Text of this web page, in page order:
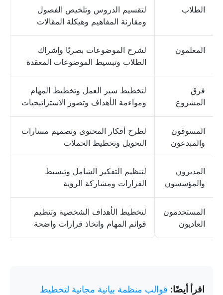
الطلاب
لتقسيم الدروس وتلخيص الفصول
ومقارنة المفاهيم وهيكلة المقالات
المعلمون
لشرح الموضوعات بصريًا وإشراك
الطلاب وتبسيط الموضوعات المعقدة
فرق
المشروع
لتخطيط سير العمل وتخطيط المهام
ومواءمة الأهداف وتصور الاستراتيجيات
المسوقون
والمبدعون
لطرح أفكار المحتوى وتصميم مسارات
التحويل وتخطيط الحملات
المديرون
والمؤسسون
لتنظيم التفكير الشامل وتبسيط
القرارات ومشاركة الرؤية
المستخدمون
العاديون
لتخطيط الأهداف الشخصية وتنظيم
قوائم المهام واتخاذ قرارات واضحة
اقرأ أيضًا: قوالب منظمة بيانية مجانية لتخطيط